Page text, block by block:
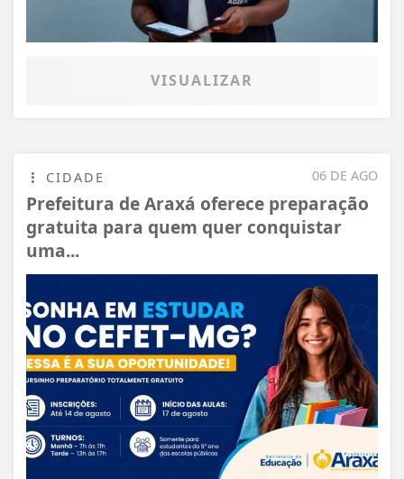
VISUALIZAR
06 DE AGO
CIDADE
Prefeitura de Araxá oferece preparação
gratuita para quem quer conquistar
uma...